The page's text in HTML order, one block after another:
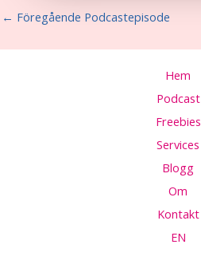
← Föregående Podcastepisode
Hem
Podcast
Freebies
Services
Blogg
Om
Kontakt
EN